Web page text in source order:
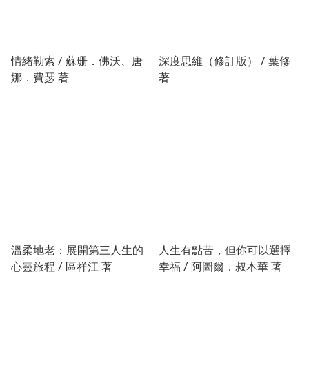
情緒勒索 / 蘇珊．佛沃、唐
娜．費瑟 著
深度思維（修訂版） / 葉修
著
溫柔地老：展開第三人生的
心靈旅程 / 區祥江 著
人生有點苦，但你可以選擇
幸福 / 阿圖爾．叔本華 著